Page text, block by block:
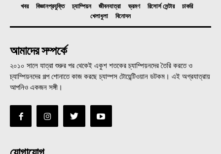
খবর বিজ্ঞানপ্রযুক্তি চ্যাম্পিয়ন জীবনযাত্রা ভ্রমণ রিসোর্স সেন্টার
চাকরি
খেলাধুলা
বিনোদন
আমাদের সম্পর্কে
২০১০ সালে যাত্রা শুরুর পর থেকেই একুশ শতকের চ্যাম্পিয়নদের তৈরি করতে ও
চ্যাম্পিয়নদের গল্প শোনাতে কাজ করছে চ্যাম্পস টোয়েন্টিওয়ান ডটকম। এই অগ্রযাত্রায়
আপনিও একজন সঙ্গী।